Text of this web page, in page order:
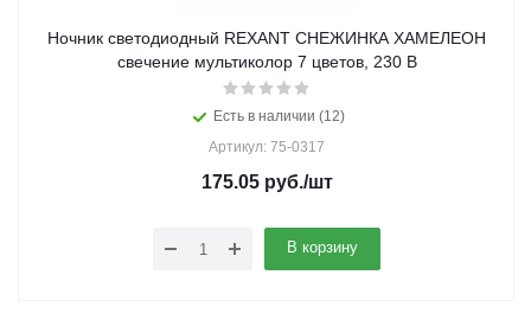
Ночник светодиодный REXANT СНЕЖИНКА ХАМЕЛЕОН
свечение мультиколор 7 цветов, 230 В
Есть в наличии (12)
Артикул: 75-0317
175.05руб./шт
В корзину